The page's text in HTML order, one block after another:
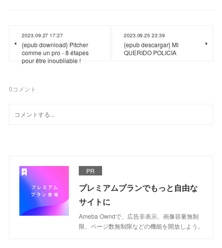
2023.09.27 17:27
{epub download} Pitcher
comme un pro - 8 étapes
pour être inoubliable !
2023.09.25 23:39
{epub descargar} MI
QUERIDO POLICIA
0コメント
PR
プレミアムプランでもっと自由な
サイトに
Ameba Owndで、広告非表示、画像容量無制
限、ページ数無制限などの機能を開放しよう。